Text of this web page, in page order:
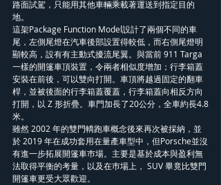
路面試駕，只能用其他車輛乘載著運送到指定目的
地。
這架Package Function Model設計了兩個不同的車
尾，左側尾燈在汽車後部設置得較低，而右側尾燈明
顯較高，設有有主動式擾流尾翼。與當前 911 Targa
一樣的開篷車頂裝置，令兩者相似度增加；行李箱蓋
安裝在前後，可以雙向打開。車頂將越過固定的翻車
桿，並被後面的行李箱蓋覆蓋，行李箱蓋向相反方向
打開，以 Z 形折疊。車門加長了20公分，全車約長4.8
米。
雖然 2002 年的雙門轎跑車概念後來再次被採納，並
於 2019 年在成功套用在量產車型中，但Porsche並沒
有進一步拓展開篷車巿場。主要是基於成本與盈利無
法取得平衡的考量，以及在巿場上， SUV 畢竟比雙門
開篷車更受大眾歡迎。